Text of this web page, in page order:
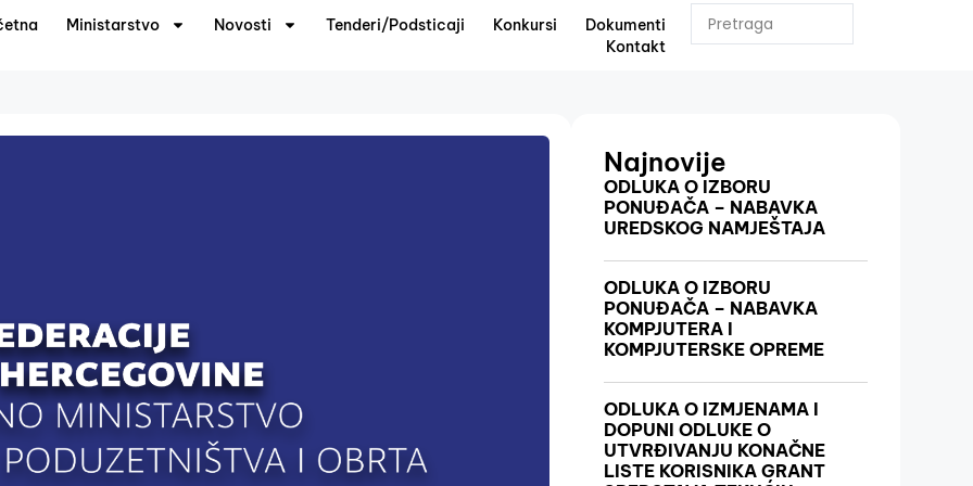
Ministarstvo Novosti Tenderi/Podsticaji Konkursi
Dokumenti
Kontakt
Najnovije
ODLUKA O IZBORU
PONUĐAČA – NABAVKA
UREDSKOG NAMJEŠTAJA
ODLUKA O IZBORU
PONUĐAČA – NABAVKA
KOMPJUTERA I
KOMPJUTERSKE OPREME
ODLUKA O IZMJENAMA I
DOPUNI ODLUKE O
UTVRĐIVANJU KONAČNE
LISTE KORISNIKA GRANT